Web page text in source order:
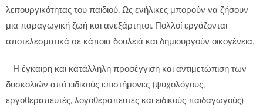
λειτουργικότητας του παιδιού. Ως ενήλικες μπορούν να ζήσουν
μια παραγωγική ζωή και ανεξάρτητοι. Πολλοί εργάζονται
αποτελεσματικά σε κάποια δουλειά και δημιουργούν οικογένεια.
Η έγκαιρη και κατάλληλη προσέγγιση και αντιμετώπιση των
δυσκολιών από ειδικούς επιστήμονες (ψυχολόγους,
εργοθεραπευτές, λογοθεραπευτές και ειδικούς παιδαγωγούς)